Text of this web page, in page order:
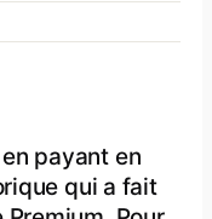
payant en
qui a fait